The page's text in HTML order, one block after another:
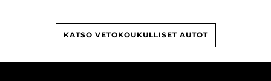
KATSO VETOKOUKULLISET AUTOT